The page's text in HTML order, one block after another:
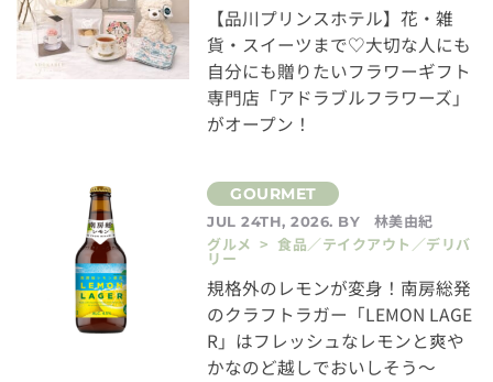
【品川プリンスホテル】花・雑
貨・スイーツまで♡大切な人にも
自分にも贈りたいフラワーギフト
専門店「アドラブルフラワーズ」
がオープン！
JUL 24TH, 2026. BY
林美由紀
グルメ > 食品／テイクアウト／デリバ
リー
規格外のレモンが変身！南房総発
のクラフトラガー「LEMON LAGE
R」はフレッシュなレモンと爽や
かなのど越しでおいしそう～